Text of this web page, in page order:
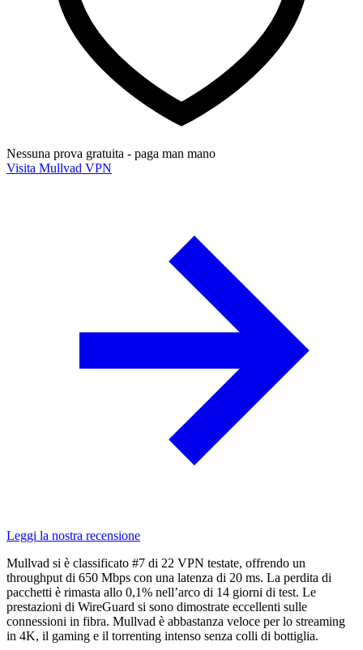
Nessuna prova gratuita - paga man mano
Visita Mullvad VPN
Leggi la nostra recensione
Mullvad si è classificato #7 di 22 VPN testate, offrendo un
throughput di 650 Mbps con una latenza di 20 ms. La perdita di
pacchetti è rimasta allo 0,1% nell’arco di 14 giorni di test. Le
prestazioni di WireGuard si sono dimostrate eccellenti sulle
connessioni in fibra. Mullvad è abbastanza veloce per lo streaming
in 4K, il gaming e il torrenting intenso senza colli di bottiglia.